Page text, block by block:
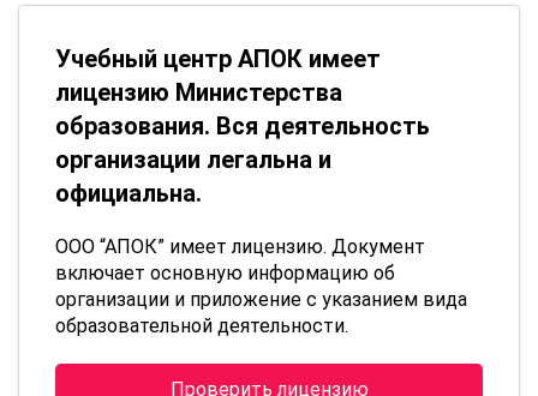
Учебный центр АПОК имеет
лицензию Министерства
образования. Вся деятельность
организации легальна и
официальна.
ООО “АПОК” имеет лицензию. Документ
включает основную информацию об
организации и приложение с указанием вида
образовательной деятельности.
Проверить лицензию